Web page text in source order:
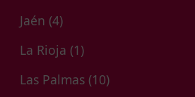
Jaén (4)
La Rioja (1)
Las Palmas (10)